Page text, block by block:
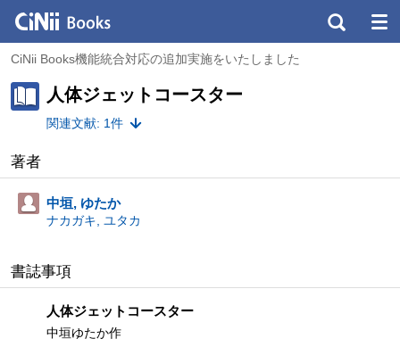
CiNii Books機能統合対応の追加実施をいたしました
人体ジェットコースター
関連文献: 1件
著者
中垣, ゆたか
ナカガキ, ユタカ
書誌事項
人体ジェットコースター
中垣ゆたか作